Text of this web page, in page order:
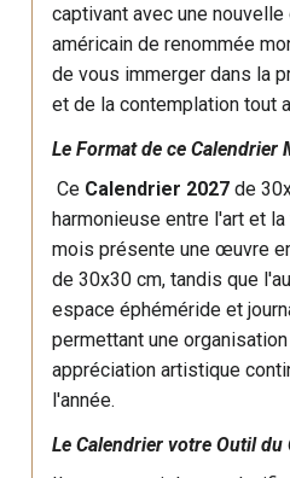
captivant avec une
américain de renommée
de vous immerger dans la
et de la contemplation tout
Le Format de ce Calendrier
Ce Calendrier 2027 de
harmonieuse entre l'art et
mois présente une œuvre
de 30x30 cm, tandis que
espace éphéméride et
permettant une
appréciation artistique
l'année.
Le Calendrier votre Outil du